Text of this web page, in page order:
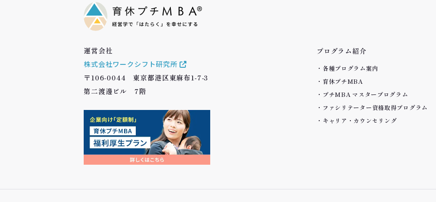
運営会社
株式会社ワークシフト研究所
〒106-0044 東京都港区東麻布1-7-3
第二渡邊ビル 7階
プログラム紹介
各種プログラム案内
育休プチMBA
プチMBA マスタープログラム
ファシリテーター資格取得プログラム
キャリア・カウンセリング